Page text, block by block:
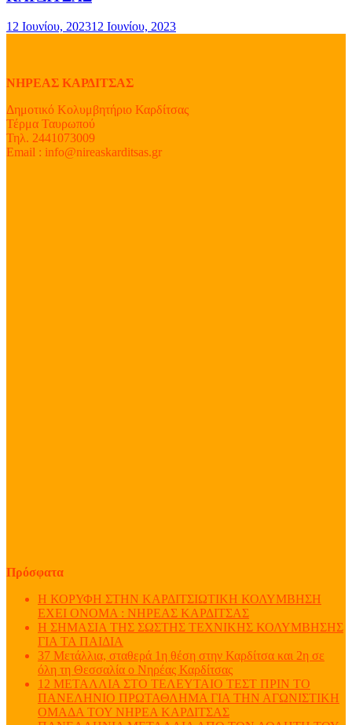
12 Ιουνίου, 202312 Ιουνίου, 2023
ΝΗΡΕΑΣ ΚΑΡΔΙΤΣΑΣ
Δημοτικό Κολυμβητήριο Καρδίτσας
Τέρμα Ταυρωπού
Τηλ. 2441073009
Email : info@nireaskarditsas.gr
Πρόσφατα
Η ΚΟΡΥΦΗ ΣΤΗΝ ΚΑΡΔΙΤΣΙΩΤΙΚΗ ΚΟΛΥΜΒΗΣΗ
ΕΧΕΙ ΟΝΟΜΑ : ΝΗΡΕΑΣ ΚΑΡΔΙΤΣΑΣ
Η ΣΗΜΑΣΙΑ ΤΗΣ ΣΩΣΤΗΣ ΤΕΧΝΙΚΗΣ ΚΟΛΥΜΒΗΣΗΣ
ΓΙΑ ΤΑ ΠΑΙΔΙΑ
37 Μετάλλια, σταθερά 1η θέση στην Καρδίτσα και 2η σε
όλη τη Θεσσαλία ο Νηρέας Καρδίτσας
12 ΜΕΤΑΛΛΙΑ ΣΤΟ ΤΕΛΕΥΤΑΙΟ ΤΕΣΤ ΠΡΙΝ ΤΟ
ΠΑΝΕΛΗΝΙΟ ΠΡΩΤΑΘΛΗΜΑ ΓΙΑ ΤΗΝ ΑΓΩΝΙΣΤΙΚΗ
ΟΜΑΔΑ ΤΟΥ ΝΗΡΕΑ ΚΑΡΔΙΤΣΑΣ